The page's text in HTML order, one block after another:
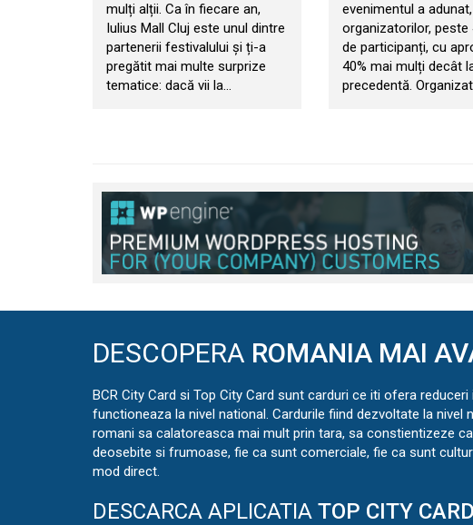
mulți alții. Ca în fiecare an,
Iulius Mall Cluj este unul dintre
partenerii festivalului și ți-a
pregătit mai multe surprize
tematice: dacă vii la…
evenimentul a
organizatorilor, peste
de participanți, cu
40% mai mulți decât
precedentă.
DESCOPERA ROMANIA MAI
BCR City Card si Top City Card sunt carduri ce iti ofera
functioneaza la nivel national. Cardurile fiind dezvoltate la nivel
romani sa calatoreasca mai mult prin tara, sa constientizeze
deosebite si frumoase, fie ca sunt comerciale, fie ca sunt
mod direct.
DESCARCA APLICATIA TOP CITY CARD